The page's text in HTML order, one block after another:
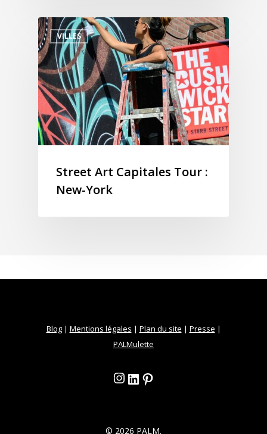
VILLES
Street Art Capitales Tour :
New-York
Blog| Mentions légales | Plan du site | Presse |
PALMulette
Instagram
LinkedIn
© 2026 PALM.